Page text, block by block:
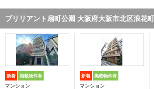
ブリリアント扇町公園 大阪府大阪市北区浪花
新着 掲載物件有
マンション
新着 掲載物件有
マンション